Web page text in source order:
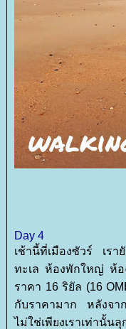
Day 4
เช้านี้ที่เมืองซัวร์ เร
ทะเล ห้องพักใหญ่ ห้อ
ราคา 16 ริยัล (16
กับราคามาก หลังจา
ไม่ใช่เพียงเราเท่านั้